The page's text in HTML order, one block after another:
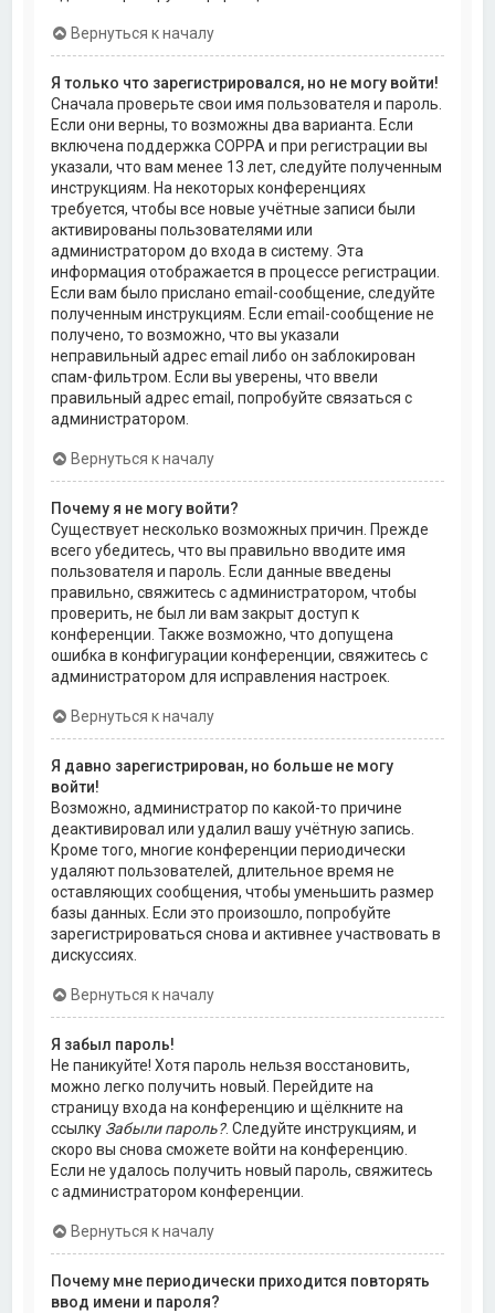
Вернуться к началу
Я только что зарегистрировался, но не могу войти!
Сначала проверьте свои имя пользователя и пароль.
Если они верны, то возможны два варианта. Если
включена поддержка COPPA и при регистрации вы
указали, что вам менее 13 лет, следуйте полученным
инструкциям. На некоторых конференциях
требуется, чтобы все новые учётные записи были
активированы пользователями или
администратором до входа в систему. Эта
информация отображается в процессе регистрации.
Если вам было прислано email-сообщение, следуйте
полученным инструкциям. Если email-сообщение не
получено, то возможно, что вы указали
неправильный адрес email либо он заблокирован
спам-фильтром. Если вы уверены, что ввели
правильный адрес email, попробуйте связаться с
администратором.
Вернуться к началу
Почему я не могу войти?
Существует несколько возможных причин. Прежде
всего убедитесь, что вы правильно вводите имя
пользователя и пароль. Если данные введены
правильно, свяжитесь с администратором, чтобы
проверить, не был ли вам закрыт доступ к
конференции. Также возможно, что допущена
ошибка в конфигурации конференции, свяжитесь с
администратором для исправления настроек.
Вернуться к началу
Я давно зарегистрирован, но больше не могу
войти!
Возможно, администратор по какой-то причине
деактивировал или удалил вашу учётную запись.
Кроме того, многие конференции периодически
удаляют пользователей, длительное время не
оставляющих сообщения, чтобы уменьшить размер
базы данных. Если это произошло, попробуйте
зарегистрироваться снова и активнее участвовать в
дискуссиях.
Вернуться к началу
Я забыл пароль!
Не паникуйте! Хотя пароль нельзя восстановить,
можно легко получить новый. Перейдите на
страницу входа на конференцию и щёлкните на
ссылку Забыли пароль?. Следуйте инструкциям, и
скоро вы снова сможете войти на конференцию.
Если не удалось получить новый пароль, свяжитесь
с администратором конференции.
Вернуться к началу
Почему мне периодически приходится повторять
ввод имени и пароля?